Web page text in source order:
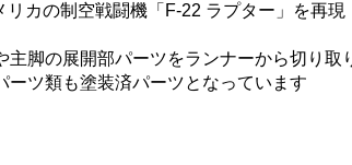
カの制空戦闘機「F-22 ラプター」を再現
脚の展開部パーツをランナーから切り取
ツ類も塗装済パーツとなっています